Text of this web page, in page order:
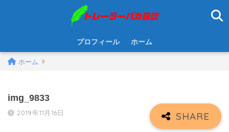
プロフィール ホーム
ホーム
img_9833
2019年11月16日